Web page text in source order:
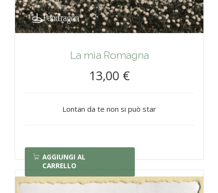
La mia Romagna
13,00 €
Lontan da te non si può star
AGGIUNGI AL
CARRELLO